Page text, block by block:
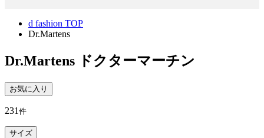
d fashion TOP
Dr.Martens
Dr.Martens ドクターマーチン
お気に入り
231 件
サイズ